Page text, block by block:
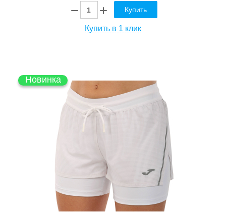
Купить
Купить в 1 клик
Новинка